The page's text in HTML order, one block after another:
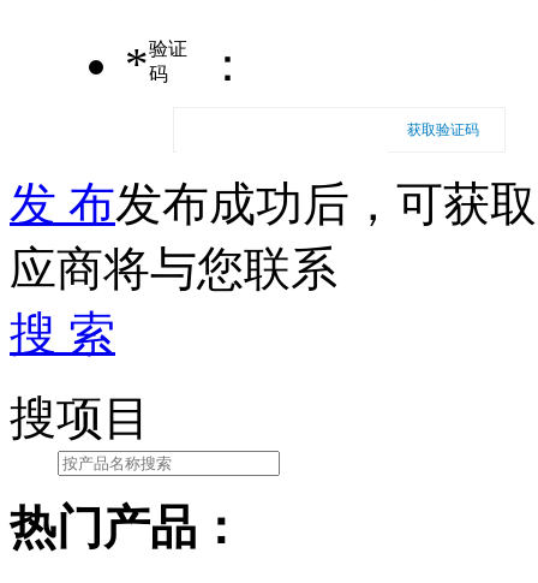
*验证
码
：
获取验证码
发 布发布成功后，可获
应商将与您联系
搜 索
搜项目
热门产品：